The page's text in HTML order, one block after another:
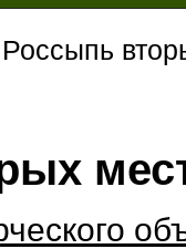
Россыпь